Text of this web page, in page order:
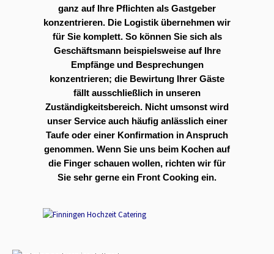
ganz auf Ihre Pflichten als Gastgeber
konzentrieren. Die Logistik übernehmen wir
für Sie komplett. So können Sie sich als
Geschäftsmann beispielsweise auf Ihre
Empfänge und Besprechungen
konzentrieren; die Bewirtung Ihrer Gäste
fällt ausschließlich in unseren
Zuständigkeitsbereich. Nicht umsonst wird
unser Service auch häufig anlässlich einer
Taufe oder einer Konfirmation in Anspruch
genommen. Wenn Sie uns beim Kochen auf
die Finger schauen wollen, richten wir für
Sie sehr gerne ein Front Cooking ein.